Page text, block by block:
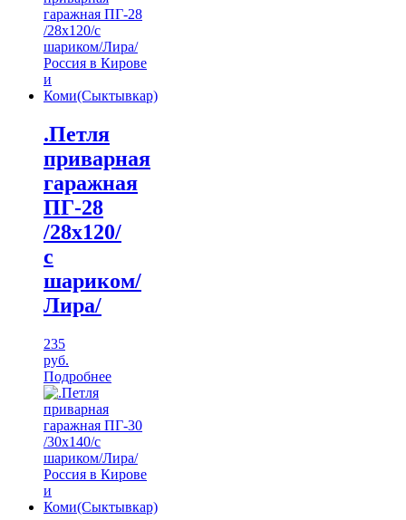
.Петля
приварная
гаражная
ПГ-28
/28х120/
с
шариком/
Лира/
235
руб.
Подробнее